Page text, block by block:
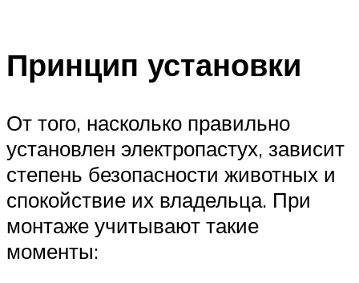
Принцип установки
От того, насколько правильно
установлен электропастух, зависит
степень безопасности животных и
спокойствие их владельца. При
монтаже учитывают такие
моменты: